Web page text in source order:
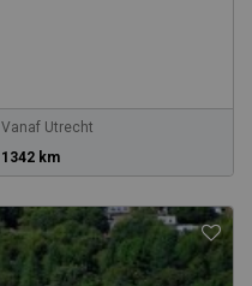
Vanaf Utrecht
1342 km